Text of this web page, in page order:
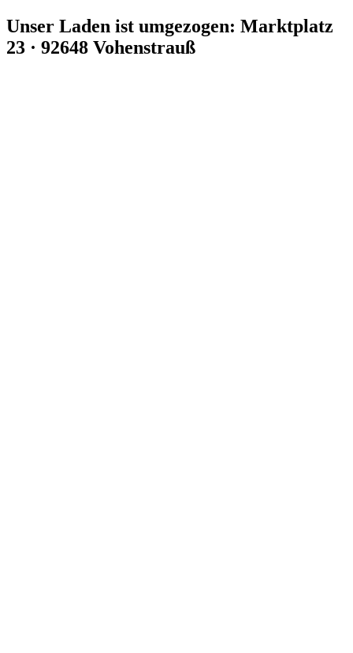
Zum
Inhalt
springen
Unser Laden ist umgezogen: Marktplatz
23 · 92648 Vohenstrauß